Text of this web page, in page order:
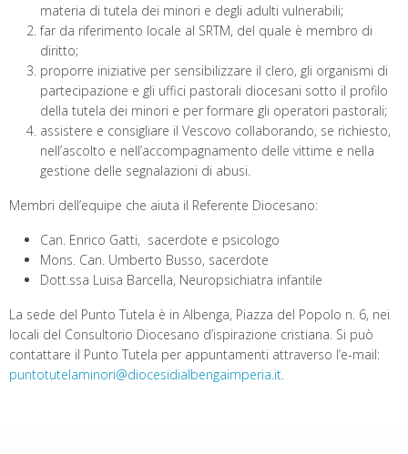
materia di tutela dei minori e degli adulti vulnerabili;
far da riferimento locale al SRTM, del quale è membro di
diritto;
proporre iniziative per sensibilizzare il clero, gli organismi di
partecipazione e gli uffici pastorali diocesani sotto il profilo
della tutela dei minori e per formare gli operatori pastorali;
assistere e consigliare il Vescovo collaborando, se richiesto,
nell’ascolto e nell’accompagnamento delle vittime e nella
gestione delle segnalazioni di abusi.
Membri dell’equipe che aiuta il Referente Diocesano:
Can. Enrico Gatti, sacerdote e psicologo
Mons. Can. Umberto Busso, sacerdote
Dott.ssa Luisa Barcella, Neuropsichiatra infantile
La sede del Punto Tutela è in Albenga, Piazza del Popolo n. 6, nei
locali del Consultorio Diocesano d’ispirazione cristiana. Si può
contattare il Punto Tutela per appuntamenti attraverso l’e-mail:
puntotutelaminori@diocesidialbengaimperia.it.